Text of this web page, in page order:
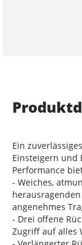
Ein
Einsteigern und
Performance
- Weiches,
angenehmes
- Drei offene
Zugriff auf alles